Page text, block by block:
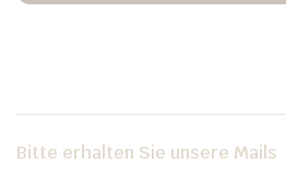
Bitte erhalten Sie unsere Mails